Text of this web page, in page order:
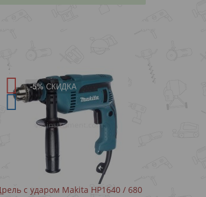
-5%СКИДКА
Дрель с ударом Makita M0801 / 500 Вт